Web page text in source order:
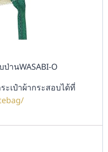
ะเป๋าผ้ากระสอบได้ที่